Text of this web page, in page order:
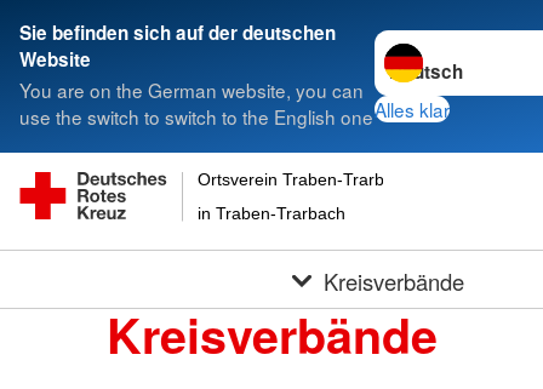
Sie befinden sich auf der deutschen
Website
You are on the German website, you can
use the switch to switch to the English one
Sprache wechseln
Alles klar
in Traben-Trarbach
Ortsverein Traben-Trarbach Eifel-Mosel-
Kreisverbände
Kreisverbände